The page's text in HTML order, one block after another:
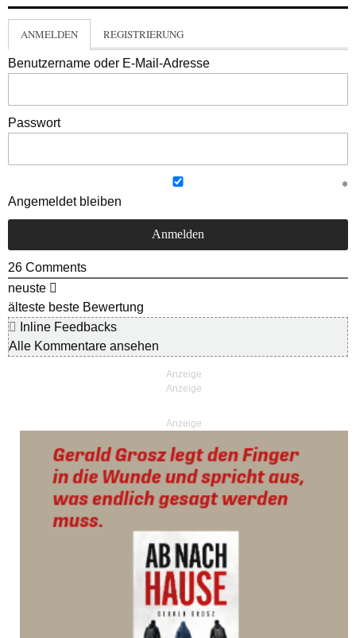
ANMELDEN REGISTRIERUNG
Benutzername oder E-Mail-Adresse
Passwort
Angemeldet bleiben
26 Comments
neuste
älteste beste Bewertung
Inline Feedbacks
Alle Kommentare ansehen
Anzeige